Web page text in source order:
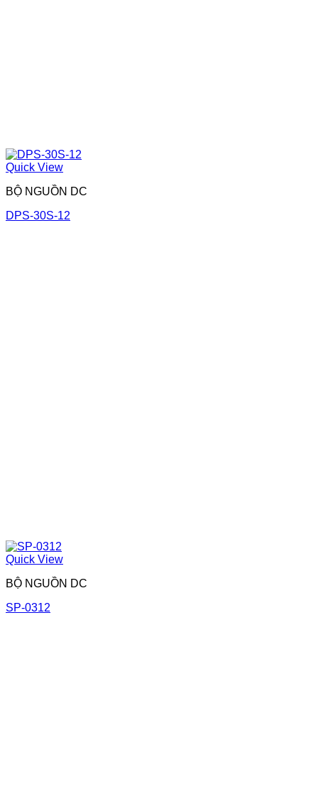
Quick View
BỘ NGUỒN DC
DPS-30S-12
Quick View
BỘ NGUỒN DC
SP-0312